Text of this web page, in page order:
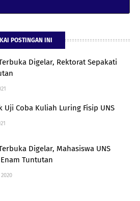
POSTINGAN INI
Digelar, Rektorat Sepakati
Uji Coba Kuliah Luring Fisip UNS
Digelar, Mahasiswa UNS
Tuntutan